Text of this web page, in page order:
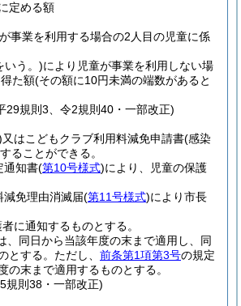
定める額
事業を利用する場合の2人目の児童に係
いう。)により児童が事業を利用しない場
た額(その額に10円未満の端数があると
29規則3、令2規則40・一部改正)
又はこどもクラブ利用料減免申請書(感染
ることができる。
通知書(第10号様式)により、児童の保護
免理由消滅届(第11号様式)により市長
に通知するものとする。
、同日から当該年度の末まで適用し、同
とする。 ただし、 前条第1項第3号の規定
末まで適用するものとする。
規則38・一部改正)